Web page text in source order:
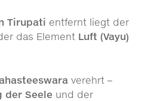
Tirupati entfernt liegt der
das Element Luft (Vayu)
verehrt –
der Seele und der